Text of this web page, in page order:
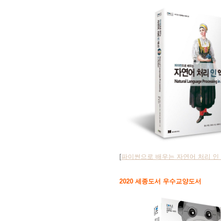
[파이썬으로 배우는 자연어 처리 인
2020 세종도서 우수교양도서